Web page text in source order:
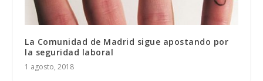
La Comunidad de Madrid sigue apostando por
la seguridad laboral
1 agosto, 2018